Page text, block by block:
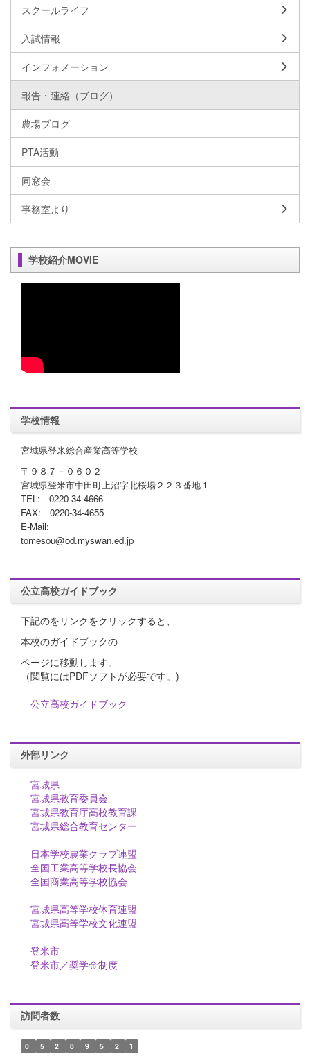
スクールライフ
入試情報
インフォメーション
報告・連絡（ブログ）
農場ブログ
PTA活動
同窓会
事務室より
学校紹介MOVIE
学校情報
宮城県登米総合産業高等学校
〒９８７－０６０２
宮城県登米市中田町上沼字北桜場２２３番地１
TEL: 0220-34-4666
FAX: 0220-34-4655
E-Mail:
tomesou@od.myswan.ed.jp
公立高校ガイドブック
下記のをリンクをクリックすると、
本校のガイドブックの
ページに移動します。
（閲覧にはPDFソフトが必要です。)
公立高校ガイドブック
外部リンク
宮城県
宮城県教育委員会
宮城県教育庁高校教育課
宮城県総合教育センター
日本学校農業クラブ連盟
全国工業高等学校長協会
全国商業高等学校協会
宮城県高等学校体育連盟
宮城県高等学校文化連盟
登米市
登米市／奨学金制度
訪問者数
0 5 2 8 9 5 2 1